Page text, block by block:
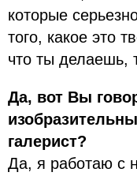
которые
того, какое это
что ты делаешь,
Да, вот Вы
галерист?
Да, я работаю с